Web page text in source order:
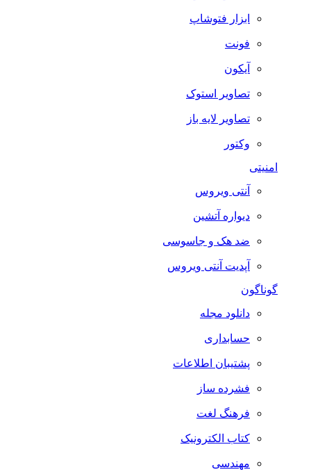
ابزار فتوشاپ
فونت
آیکون
تصاویر استوک
تصاویر لایه باز
وکتور
امنیتی
آنتی ویروس
دیواره آتشین
ضد هک و جاسوسی
آپدیت آنتی ویروس
گوناگون
دانلود مجله
حسابداری
پشتیبان اطلاعات
فشرده ساز
فرهنگ لغت
کتاب الکترونیک
مهندسی